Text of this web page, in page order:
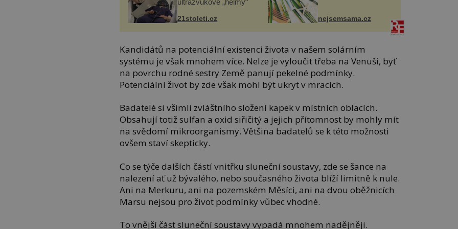
ultrazvukové „helmy“
21stoleti.cz nejsemsama.cz
Kandidátů na potenciální existenci života v našem solárním
systému je však mnohem více. Nelze je vyloučit třeba na Venuši, byť
na povrchu rodné sestry Země panují pekelné podmínky.
Potenciální život by zde však mohl být ukryt v mracích.
Badatelé si všimli zvláštního složení kapek v místních oblacích.
Obsahují totiž sulfan a oxid siřičitý a jejich přítomnost by mohly mít
na svědomí mikroorganismy. Většina badatelů se k této možnosti
ovšem staví skepticky.
Co se týče dalších částí vnitřku sluneční soustavy, zde se šance na
nalezení ať už bývalého, nebo současného života blíží limitně k nule.
Ani na Merkuru, ani na pozemském Měsíci, ani na dvou oběžnicích
Marsu nejsou pro život podmínky vůbec vhodné.
To vnější část sluneční soustavy vypadá mnohem nadějněji.